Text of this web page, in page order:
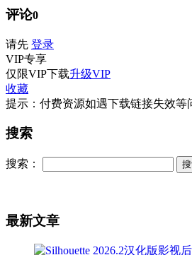
评论0
请先 登录
VIP专享
仅限VIP下载升级VIP
收藏
提示：付费资源如遇下载链接失效等
搜索
搜索：
最新文章